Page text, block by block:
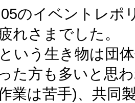
のイベントレポ
れさまでした。
いう生き物は団
た方も多いと思
業は苦手)、共同